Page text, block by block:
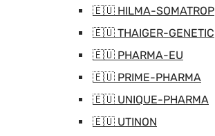
🇪🇺 HILMA-SOMATROP
🇪🇺 THAIGER-GENETIC
🇪🇺 PHARMA-EU
🇪🇺 PRIME-PHARMA
🇪🇺 UNIQUE-PHARMA
🇪🇺 UTINON